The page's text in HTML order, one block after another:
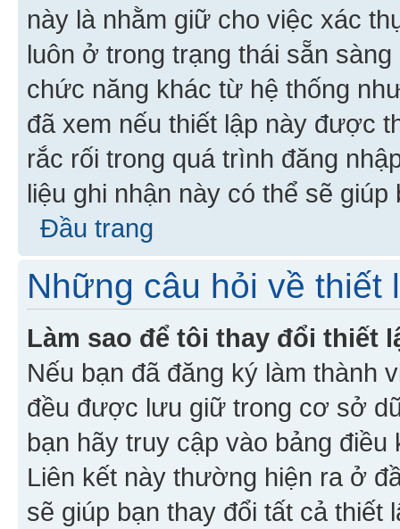
này là nhằm giữ cho việc xác
luôn ở trong trạng thái sẵn
chức năng khác từ hệ thống
đã xem nếu thiết lập này được
rắc rối trong quá trình đăng
liệu ghi nhận này có thể sẽ
Đầu trang
Những câu hỏi về thiết
Làm sao để tôi thay đổi thiết
Nếu bạn đã đăng ký làm thành
đều được lưu giữ trong cơ sở
bạn hãy truy cập vào bảng
Liên kết này thường hiện ra ở
sẽ giúp bạn thay đổi tất cả thiết